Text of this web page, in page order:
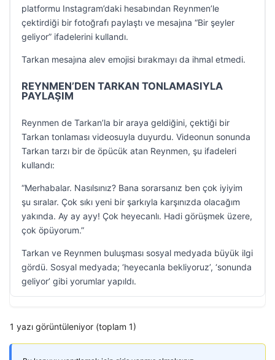
platformu Instagram’daki hesabından Reynmen’le
çektirdiği bir fotoğrafı paylaştı ve mesajına “Bir şeyler
geliyor” ifadelerini kullandı.
Tarkan mesajına alev emojisi bırakmayı da ihmal etmedi.
REYNMEN’DEN TARKAN TONLAMASIYLA
PAYLAŞIM
Reynmen de Tarkan’la bir araya geldiğini, çektiği bir
Tarkan tonlaması videosuyla duyurdu. Videonun sonunda
Tarkan tarzı bir de öpücük atan Reynmen, şu ifadeleri
kullandı:
“Merhabalar. Nasılsınız? Bana sorarsanız ben çok iyiyim
şu sıralar. Çok sıkı yeni bir şarkıyla karşınızda olacağım
yakında. Ay ay ayy! Çok heyecanlı. Hadi görüşmek üzere,
çok öpüyorum.”
Tarkan ve Reynmen buluşması sosyal medyada büyük ilgi
gördü. Sosyal medyada; ‘heyecanla bekliyoruz’, ‘sonunda
geliyor’ gibi yorumlar yapıldı.
1 yazı görüntüleniyor (toplam 1)